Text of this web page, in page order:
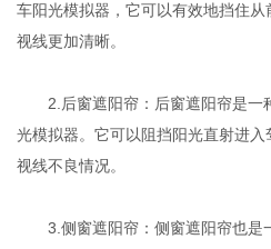
车阳光模拟器，它可以有效地挡住
视线更加清晰。
2.后窗遮阳帘：后窗遮阳帘是一
光模拟器。它可以阻挡阳光直射进
视线不良情况。
3.侧窗遮阳帘：侧窗遮阳帘也是